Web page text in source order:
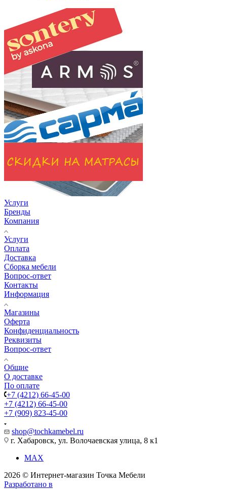
Услуги
Бренды
Компания
Услуги
Оплата
Доставка
Сборка мебели
Вопрос-ответ
Контакты
Информация
Магазины
Оферта
Конфиденциальность
Реквизиты
Вопрос-ответ
Общие
О доставке
По оплате
+7 (4212) 66-45-00
+7 (4212) 66-45-00
+7 (909) 823-45-00
shop@tochkamebel.ru
г. Хабаровск, ул. Волочаевская улица, 8 к1
MAX
2026 © Интернет-магазин Точка Мебели
Разработано в